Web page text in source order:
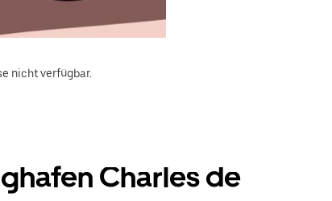
nicht verfügbar.
Charles de